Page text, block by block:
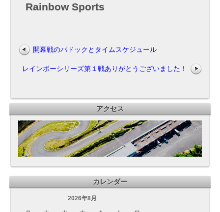
Rainbow Sports
開幕戦のパドックとタイムスケジュール
レインボーシリーズ第１戦ありがとうございました！
アクセス
カレンダー
2026年8月